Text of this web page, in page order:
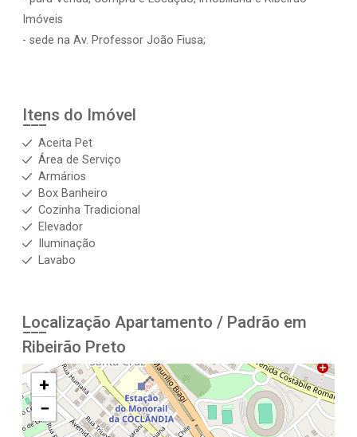
Imóveis
- sede na Av. Professor João Fiusa;
Itens do Imóvel
Aceita Pet
Área de Serviço
Armários
Box Banheiro
Cozinha Tradicional
Elevador
Iluminação
Lavabo
Localização Apartamento / Padrão em
Ribeirão Preto
+
−